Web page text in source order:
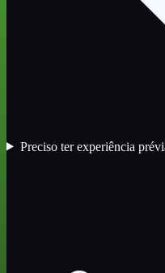
Preciso ter experiência